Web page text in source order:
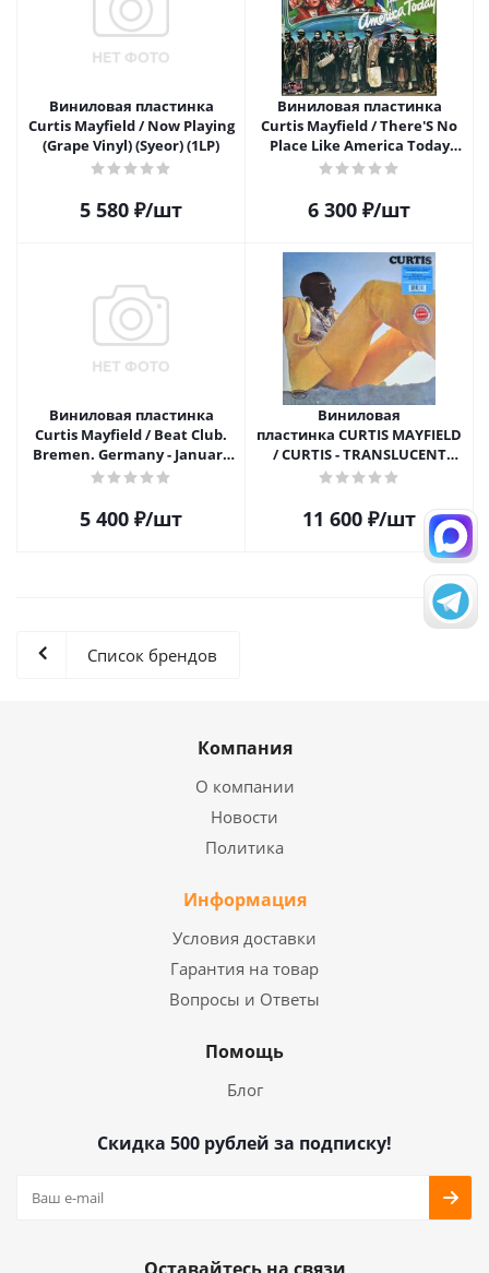
Виниловая пластинка
Curtis Mayfield / Now Playing
(Grape Vinyl) (Syeor) (1LP)
5 580 ₽/шт
Виниловая пластинка
Curtis Mayfield / There'S No
Place Like America Today
(1LP)
6 300 ₽/шт
Виниловая пластинка
Curtis Mayfield / Beat Club.
Bremen. Germany - January
19. 1972 (2LP)
5 400 ₽/шт
Виниловая
пластинка CURTIS MAYFIELD
/ CURTIS - TRANSLUCENT
LIGHT BLUE VINYL (1LP)
11 600 ₽/шт
Список брендов
Компания
О компании
Новости
Политика
Информация
Условия доставки
Гарантия на товар
Вопросы и Ответы
Помощь
Блог
Скидка 500 рублей за подписку!